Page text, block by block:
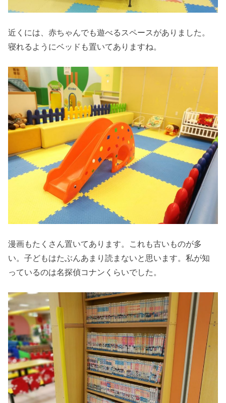
近くには、赤ちゃんでも遊べるスペースがありました。
寝れるようにベッドも置いてありますね。
漫画もたくさん置いてあります。これも古いものが多
い。子どもはたぶんあまり読まないと思います。私が知
っているのは名探偵コナンくらいでした。